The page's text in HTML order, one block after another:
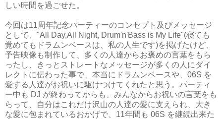
しい時間を過ごせた。
今回は11周年記念パーティーのコンセプト及びメッセージ
として、 "All Day,All Night, Drum'n'Bass is My Life"(寝ても
覚めてもドラムンベースは、私の人生です)を掲げたけど、
予告映像も制作して、多くの人達からお褒めの言葉をもら
ったし、きっとストレートなメッセージが多くの人にダイ
レクトに伝わった事で、本当にドラムンベースや、 06S を
愛する人達がお祝いに駆けつけてくれたと思う。パーティ
ー中も DJ が終わってからも、みんなからお祝いの言葉をも
らって、自分はこれだけ沢山の人達の愛に支えられ、大き
な愛に包まれているおかげで、 11年間も 06S を継続出来た